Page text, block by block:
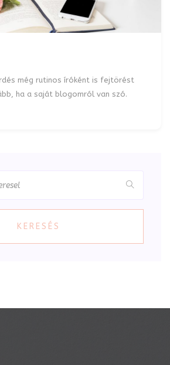
még rutinos íróként is fejtörést
ha a saját blogomról van szó.
KERESÉS